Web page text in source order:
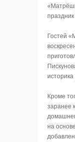
праздник
Гостей
историка
Кроме
заранее
на